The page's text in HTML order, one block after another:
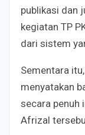
publikasi dan
kegiatan TP
dari sistem
Sementara
menyatakan
secara penuh
Afrizal